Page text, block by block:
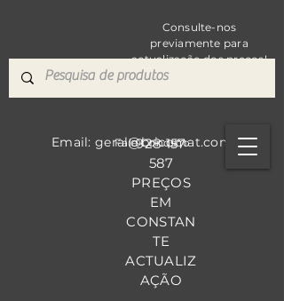
Consulte-nos
previamente para
actualização dos preços!
928 157
587
PREÇOS
EM
CONSTAN
TE
ACTUALIZ
AÇÃO
Fale Conosco
Email: geral@bricomat.com